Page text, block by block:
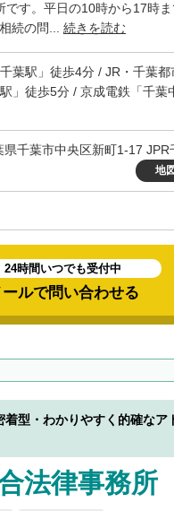
です。平日の10時から17時
続の問... 続きを読む
葉駅」徒歩4分 / JR・千葉都
」徒歩5分 / 京成電鉄「千葉
千葉市中央区新町1-17 JPR
地図
24時間いつでも受付中
ールで問い合わせる
着型・わかりやすく的確なア
法律事務所